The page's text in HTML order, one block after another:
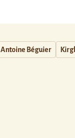
Antoine Béguier